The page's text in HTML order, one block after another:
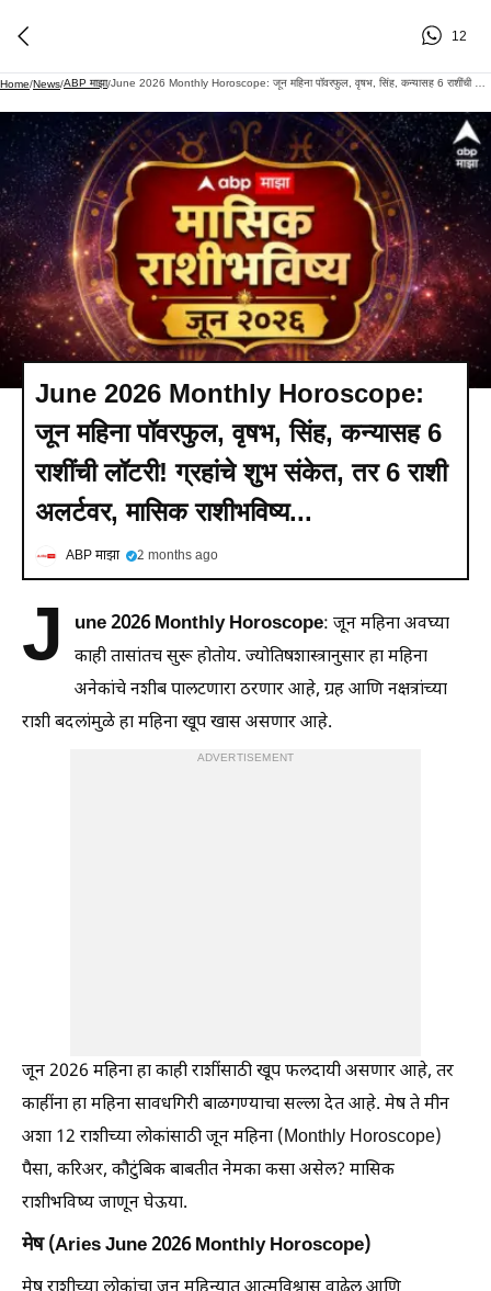
12
Home/News/ABP माझा/
June 2026 Monthly Horoscope:
जून महिना पॉवरफुल, वृषभ, सिंह, कन्यासह 6
राशींची लॉटरी! ग्रहांचे शुभ संकेत, तर 6 राशी
अलर्टवर, मासिक राशीभविष्य...
ABP माझा 2 months ago
J une 2026 Monthly Horoscope: जून महिना अवघ्या
काही तासांतच सुरू होतोय. ज्योतिषशास्त्रानुसार हा महिना
अनेकांचे नशीब पालटणारा ठरणार आहे, ग्रह आणि नक्षत्रांच्या
राशी बदलांमुळे हा महिना खूप खास असणार आहे.
ADVERTISEMENT
जून 2026 महिना हा काही राशींसाठी खूप फलदायी असणार आहे, तर
काहींना हा महिना सावधगिरी बाळगण्याचा सल्ला देत आहे. मेष ते मीन
अशा 12 राशीच्या लोकांसाठी जून महिना (Monthly Horoscope)
पैसा, करिअर, कौटुंबिक बाबतीत नेमका कसा असेल? मासिक
राशीभविष्य जाणून घेऊया.
मेष (Aries June 2026 Monthly Horoscope)